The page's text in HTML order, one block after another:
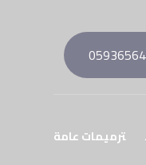
ترميمات عامة